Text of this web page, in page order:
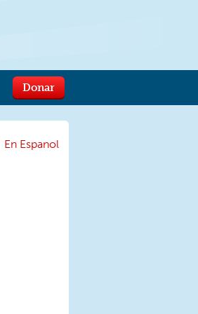
Donar
En Espanol